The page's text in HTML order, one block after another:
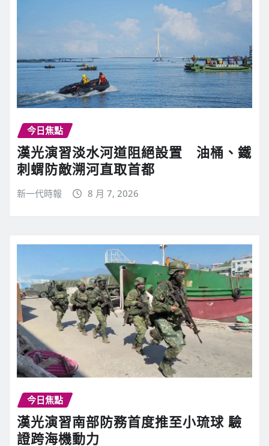
今日焦點
漢光演習淡水河道阻絕設置 油桶、鐵
刺蝟防敵溯河直取首都
新一代時報 8 月 7, 2026
今日焦點
漢光演習南部防務首度推至小琉球 驗
證跨海機動力